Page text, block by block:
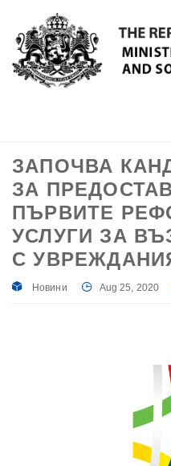
Моля,
обърнете
система
достъпност.
ЗАПОЧВА
ЗА
ПЪРВИТЕ
УСЛУГИ ЗА
С
Новини Aug 25, 2020